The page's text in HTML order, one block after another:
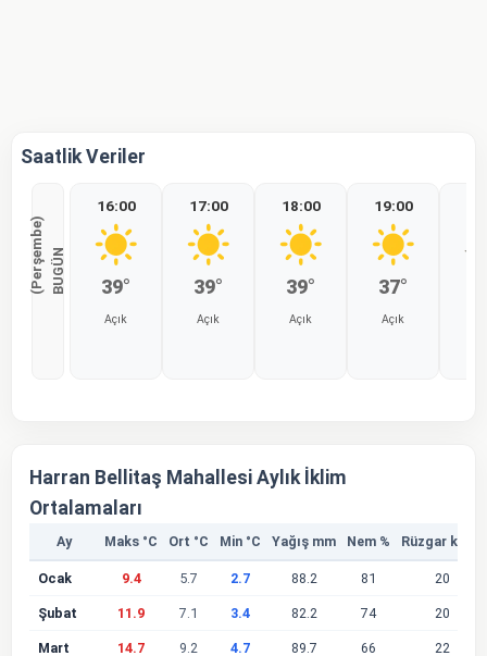
Saatlik Veriler
B
U
G
Ü
N
(
P
e
r
ş
e
m
b
e
)
16:00
39°
Açık
17:00
39°
Açık
18:00
39°
Açık
19:00
37°
Açık
Harran Bellitaş Mahallesi Aylık İklim
Ortalamaları
Ay Maks °C Ort °C Min °C Yağış mm Nem % Rüzgar km/s
Ocak 9.4 5.7 2.7 88.2 81 20
Şubat 11.9 7.1 3.4 82.2 74 20
Mart 14.7 9.2 4.7 89.7 66 22